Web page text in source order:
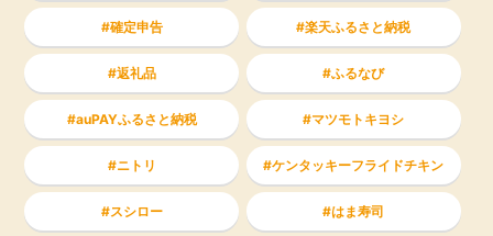
確定申告 楽天ふるさと納税
返礼品 ふるなび
auPAYふるさと納税 マツモトキヨシ
ニトリ ケンタッキーフライドチキン
スシロー はま寿司